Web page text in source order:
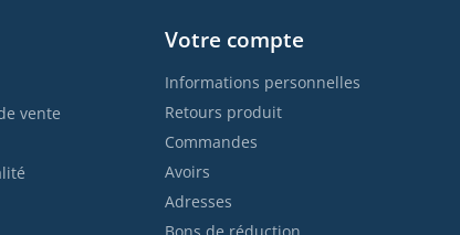
vente
Votre compte
Informations personnelles
Retours produit
Commandes
Avoirs
Adresses
Bons de réduction